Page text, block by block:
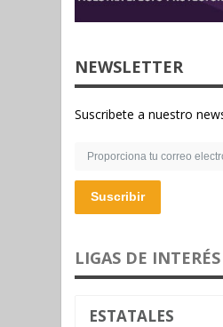
NEWSLETTER
Suscribete
Suscribir
LIGAS DE INTERÉS
ESTATALES